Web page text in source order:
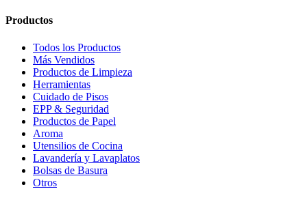
Productos
Todos los Productos
Más Vendidos
Productos de Limpieza
Herramientas
Cuidado de Pisos
EPP & Seguridad
Productos de Papel
Aroma
Utensilios de Cocina
Lavandería y Lavaplatos
Bolsas de Basura
Otros